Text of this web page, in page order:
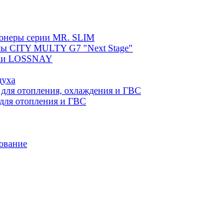
серии MR. SLIM
CITY MULTY G7 "Next Stage"
LOSSNAY
отопления, охлаждения и ГВС
отопления и ГВС